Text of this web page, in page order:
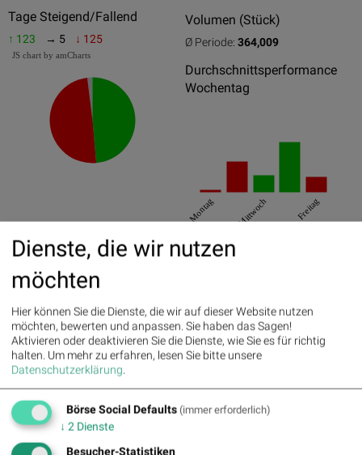
Tage Steigend/Fallend
↑ 123 → 5 ↓ 125
JS chart by amCharts
Volumen (Stück)
Ø Periode: 364,009
Durchschnittsperformance
Wochentag
Montag Mittwoch Freitag
Best/Worst Days
26.01.2026 3.39%
08.12.2025 -5.02%
13.08.2025 -3.61%
Dienste, die wir nutzen
möchten
Hier können Sie die Dienste, die wir auf dieser Website nutzen
möchten, bewerten und anpassen. Sie haben das Sagen!
Aktivieren oder deaktivieren Sie die Dienste, wie Sie es für richtig
halten. Um mehr zu erfahren, lesen Sie bitte unsere
Datenschutzerklärung.
Börse Social Defaults (immer erforderlich)
↓ 2 Dienste
Besucher-Statistiken